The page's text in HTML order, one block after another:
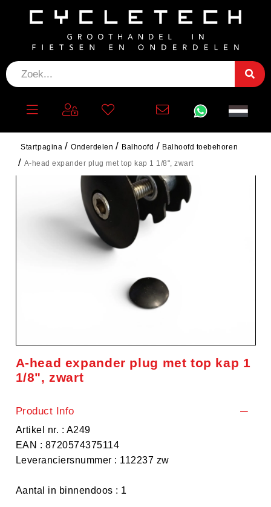
Startpagina Onderdelen Balhoofd
Balhoofd toebehoren
A-head expander plug met top kap 1 1/8", zwart
A-head expander plug met top kap 1
1/8", zwart
Product Info
Artikel nr. : A249
EAN : 8720574375114
Leveranciersnummer : 112237 zw
Aantal in binnendoos : 1